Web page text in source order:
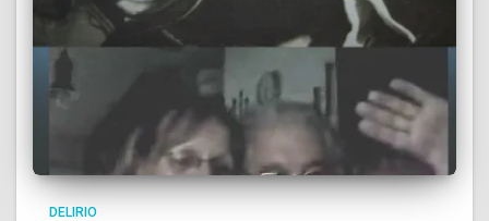
DELIRIO